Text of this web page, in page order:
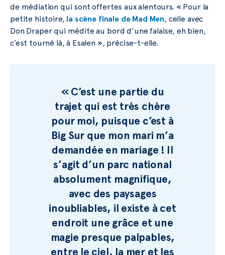
de médiation qui sont offertes aux alentours. « Pour la
petite histoire, la scène finale de Mad Men, celle avec
Don Draper qui médite au bord d’une falaise, eh bien,
c’est tourné là, à Esalen », précise-t-elle.
« C’est une partie du
trajet qui est très chère
pour moi, puisque c’est à
Big Sur que mon mari m’a
demandée en mariage ! Il
s’agit d’un parc national
absolument magnifique,
avec des paysages
inoubliables, il existe à cet
endroit une grâce et une
magie presque palpables,
entre le ciel, la mer et les